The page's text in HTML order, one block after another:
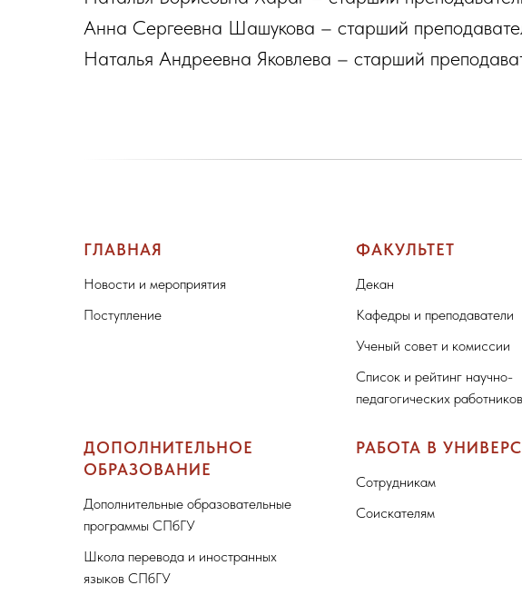
Анна Сергеевна Шашукова – старший
Наталья Андреевна Яковлева – старший
ГЛАВНАЯ
Новости и мероприятия
Поступление
ФАКУЛЬТЕТ
Декан
Кафедры и преподаватели
Ученый совет и комиссии
Список и рейтинг научно-
педагогических работников
ДОПОЛНИТЕЛЬНОЕ
ОБРАЗОВАНИЕ
Дополнительные образовательные
программы СПбГУ
Школа перевода и иностранных
языков СПбГУ
РАБОТА В
Сотрудникам
Соискателям